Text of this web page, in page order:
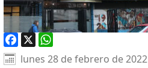
Facebook
X WhatsApp
lunes 28 de febrero de 2022